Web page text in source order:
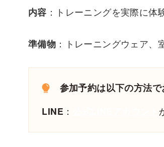
内容 ：トレーニングを実際に体
準備物 ：トレーニングウェア、
参加予約は以下の方法で
LINE ：